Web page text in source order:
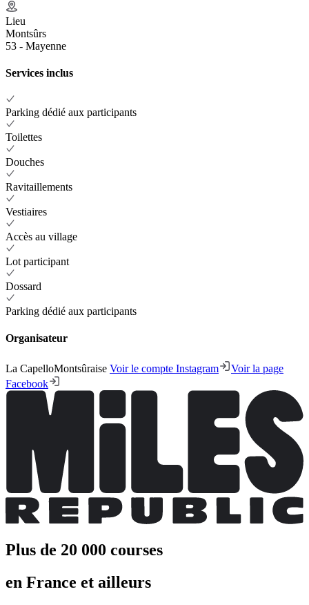
Lieu
Montsûrs
53 - Mayenne
Services inclus
Parking dédié aux participants
Toilettes
Douches
Ravitaillements
Vestiaires
Accès au village
Lot participant
Dossard
Parking dédié aux participants
Organisateur
La CapelloMontsûraise Voir le compte Instagram
Voir la page
Facebook
Plus de 20 000 courses
en France et ailleurs